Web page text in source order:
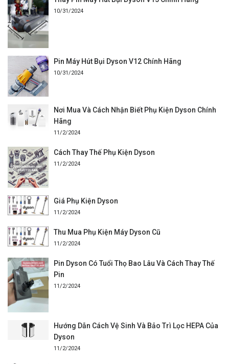
10/31/2024
Pin Máy Hút Bụi Dyson V12 Chính Hãng
10/31/2024
Nơi Mua Và Cách Nhận Biết Phụ Kiện Dyson Chính
Hãng
11/2/2024
Cách Thay Thế Phụ Kiện Dyson
11/2/2024
Giá Phụ Kiện Dyson
11/2/2024
Thu Mua Phụ Kiện Máy Dyson Cũ
11/2/2024
Pin Dyson Có Tuổi Thọ Bao Lâu Và Cách Thay Thế
Pin
11/2/2024
Hướng Dẫn Cách Vệ Sinh Và Bảo Trì Lọc HEPA Của
Dyson
11/2/2024